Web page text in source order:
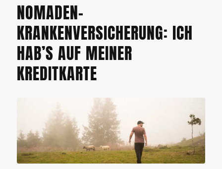
NOMADEN-
KRANKENVERSICHERUNG: ICH
HAB’S AUF MEINER
KREDITKARTE